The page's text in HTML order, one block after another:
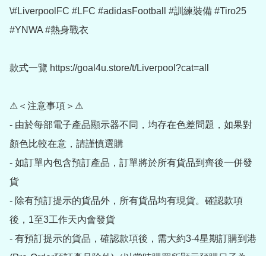
\#LiverpoolFC #LFC #adidasFootball #訓練裝備 #Tiro25
#YNWA #熱身戰衣
款式一覽 https://goal4u.store/t/Liverpool?cat=all
⚠＜注意事項＞⚠
- 由於每部電子產品顯示器不同，均存在色差問題，如果對
顏色比較在意，請謹慎選購
- 如訂單內包含預訂產品，訂單將於所有貨品到齊後一併發
貨
- 除有預訂提示的貨品外，所有貨品均有現貨。確認款項
後，1至3工作天內會發貨
- 有預訂提示的貨品，確認款項後，需大約3-4星期訂購到港